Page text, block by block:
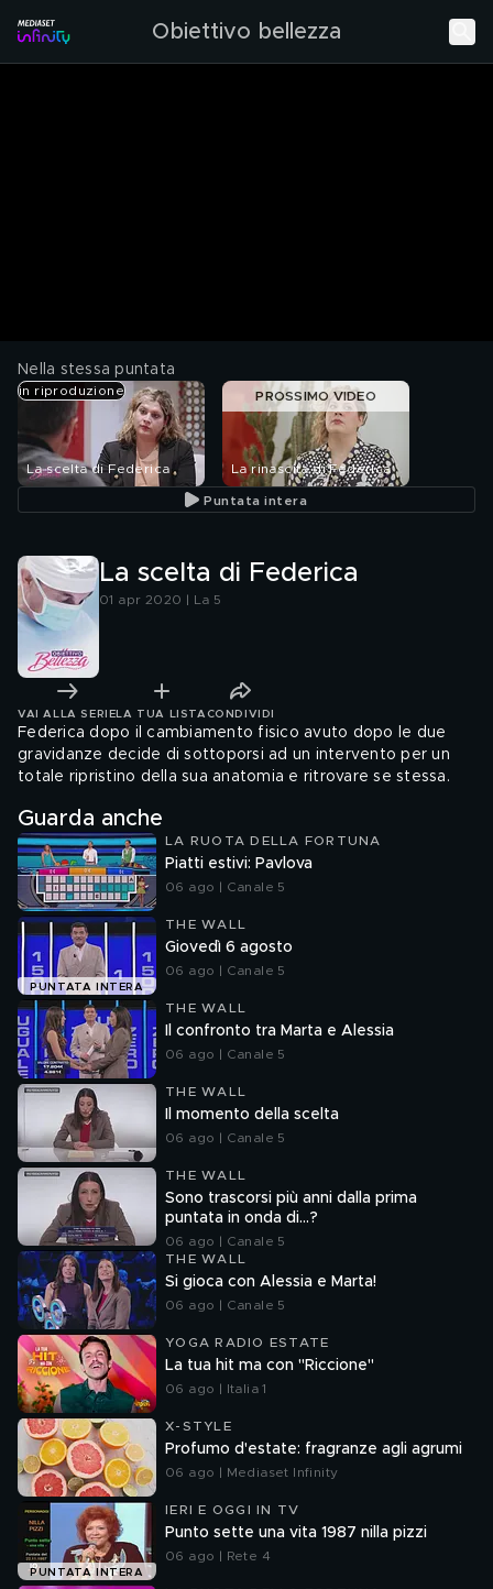
Obiettivo bellezza
Nella stessa puntata
in riproduzione
La scelta di Federica La rinascita di Federica
PROSSIMO VIDEO
Puntata intera
La scelta di Federica
01 apr 2020 | La 5
VAI ALLA SERIE LA TUA LISTA CONDIVIDI
Federica dopo il cambiamento fisico avuto dopo le due
gravidanze decide di sottoporsi ad un intervento per un
totale ripristino della sua anatomia e ritrovare se stessa.
Guarda anche
LA RUOTA DELLA FORTUNA
Piatti estivi: Pavlova
06 ago | Canale 5
PUNTATA INTERA
THE WALL
Giovedì 6 agosto
06 ago | Canale 5
THE WALL
Il confronto tra Marta e Alessia
06 ago | Canale 5
THE WALL
Il momento della scelta
06 ago | Canale 5
THE WALL
Sono trascorsi più anni dalla prima
puntata in onda di...?
06 ago | Canale 5
THE WALL
Si gioca con Alessia e Marta!
06 ago | Canale 5
YOGA RADIO ESTATE
La tua hit ma con "Riccione"
06 ago | Italia 1
X-STYLE
Profumo d'estate: fragranze agli agrumi
06 ago | Mediaset Infinity
PUNTATA INTERA
IERI E OGGI IN TV
Punto sette una vita 1987 nilla pizzi
06 ago | Rete 4